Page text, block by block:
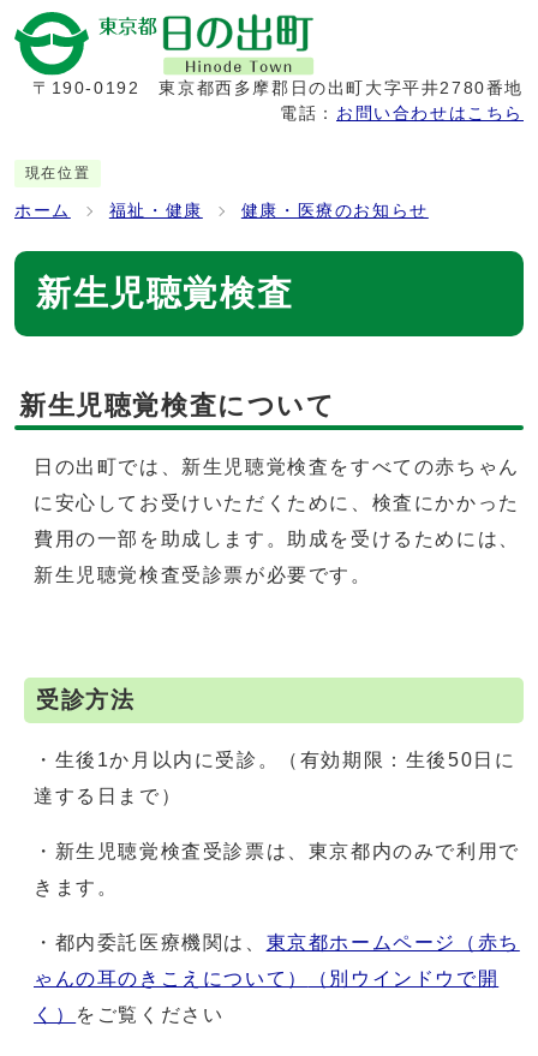
〒190-0192
東京都西多摩郡日の出町大字平井2780番地
電話： お問い合わせはこちら
現在位置
ホーム 福祉・健康 健康・医療のお知らせ
新生児聴覚検査
新生児聴覚検査について
日の出町では、新生児聴覚検査をすべての赤ちゃん
に安心してお受けいただくために、検査にかかった
費用の一部を助成します。助成を受けるためには、
新生児聴覚検査受診票が必要です。
受診方法
・生後1か月以内に受診。（有効期限：生後50日に
達する日まで）
・新生児聴覚検査受診票は、東京都内のみで利用で
きます。
・都内委託医療機関は、 東京都ホームページ（赤ち
ゃんの耳のきこえについて）
（別ウインドウで開
く）
をご覧ください